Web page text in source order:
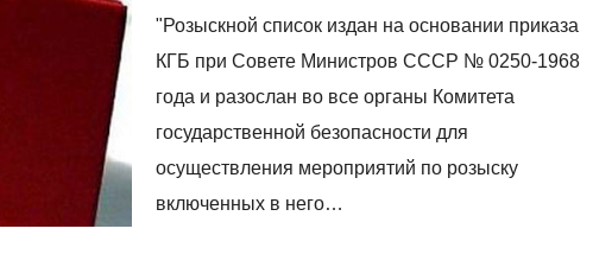
участников антисоветских
организаций, карателей и
других… (1969) * Книга
"Розыскной список издан на основании приказа
КГБ при Совете Министров СССР № 0250-1968
года и разослан во все органы Комитета
государственной безопасности для
осуществления мероприятий по розыску
включенных в него…